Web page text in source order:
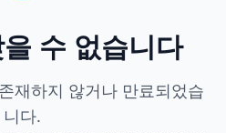
수 없습니다
재하지 않거나 만료되었습
니다.